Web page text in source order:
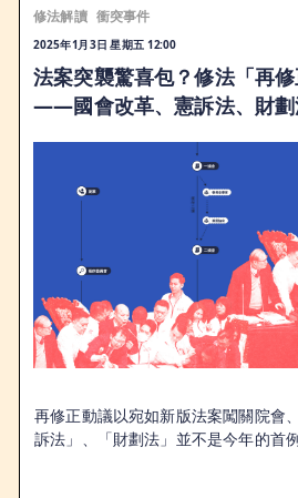
修法解讀 衝突事件
2025年1月3日 星期五 12:00
法案突襲驚喜包？修法「再
——國會改革、憲訴法、財劃
再修正動議以宛如新版法案闖關院會
訴法」、「財劃法」並不是今年的首例